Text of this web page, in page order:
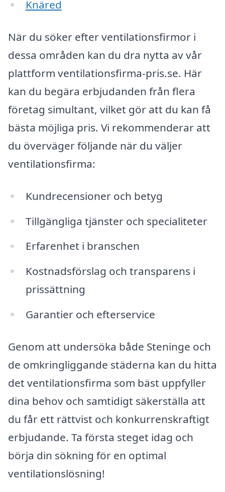
Knäred
När du söker efter ventilationsfirmor i
dessa områden kan du dra nytta av vår
plattform ventilationsfirma-pris.se. Här
kan du begära erbjudanden från flera
företag simultant, vilket gör att du kan få
bästa möjliga pris. Vi rekommenderar att
du överväger följande när du väljer
ventilationsfirma:
Kundrecensioner och betyg
Tillgängliga tjänster och specialiteter
Erfarenhet i branschen
Kostnadsförslag och transparens i
prissättning
Garantier och efterservice
Genom att undersöka både Steninge och
de omkringliggande städerna kan du hitta
det ventilationsfirma som bäst uppfyller
dina behov och samtidigt säkerställa att
du får ett rättvist och konkurrenskraftigt
erbjudande. Ta första steget idag och
börja din sökning för en optimal
ventilationslösning!